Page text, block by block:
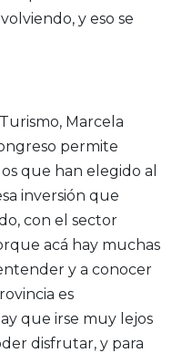
y eso se
Marcela
permite
que han elegido al
inversión que
con el sector
acá hay muchas
y a conocer
es
que irse muy lejos
disfrutar, y para